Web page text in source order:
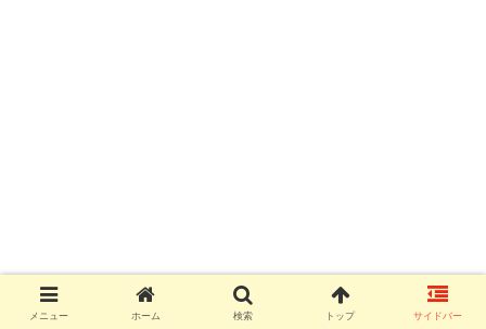
メニュー ホーム 検索 トップ サイドバー